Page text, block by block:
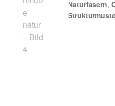
Naturfasern,